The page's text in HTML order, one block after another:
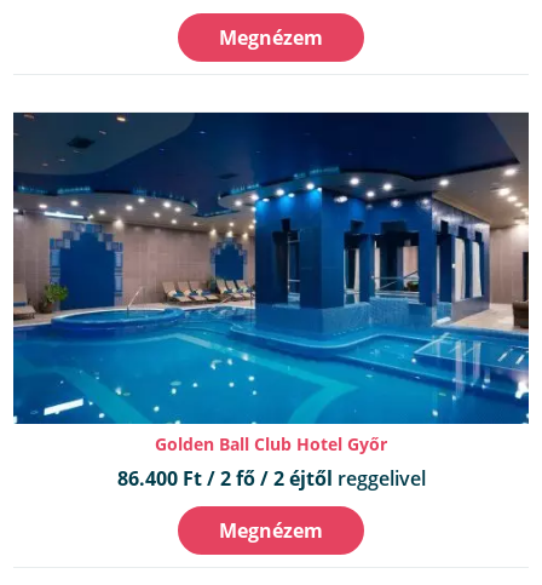
Megnézem
Golden Ball Club Hotel Győr
86.400 Ft / 2 fő / 2 éjtől reggelivel
Megnézem